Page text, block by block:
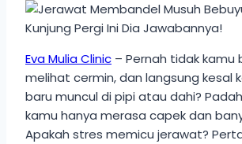
Eva Mulia Clinic – Pernah tidak kamu
melihat cermin, dan langsung kesal
baru muncul di pipi atau dahi?
kamu hanya merasa capek dan
Apakah stres memicu jerawat?